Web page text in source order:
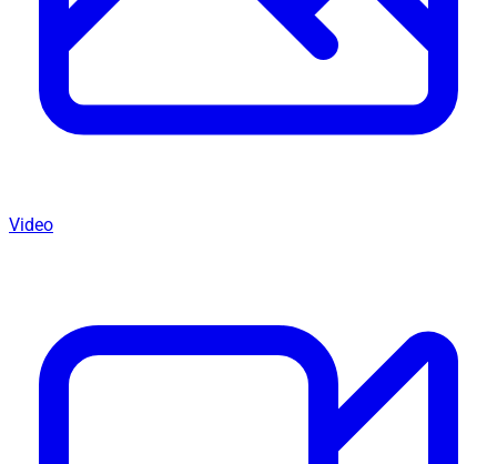
Video